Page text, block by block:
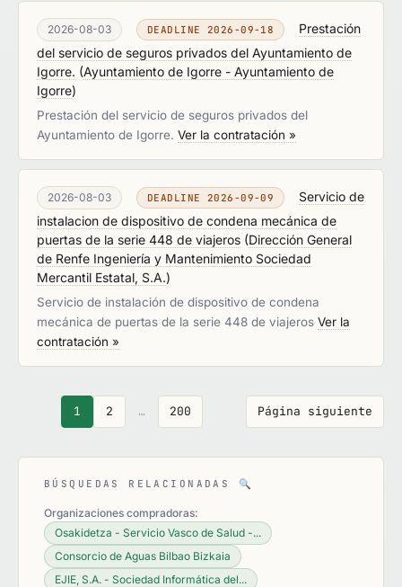
2026-08-03 DEADLINE 2026-09-18
Prestación
del servicio de seguros privados del Ayuntamiento de
Igorre. (Ayuntamiento de Igorre - Ayuntamiento de
Igorre)
Prestación del servicio de seguros privados del
Ayuntamiento de Igorre. Ver la contratación »
2026-08-03 DEADLINE 2026-09-09
Servicio de
instalacion de dispositivo de condena mecánica de
puertas de la serie 448 de viajeros (Dirección General
de Renfe Ingeniería y Mantenimiento Sociedad
Mercantil Estatal, S.A.)
Servicio de instalación de dispositivo de condena
mecánica de puertas de la serie 448 de viajeros Ver la
contratación »
Página siguiente
1 2 … 200
BÚSQUEDAS RELACIONADAS 🔍
Organizaciones compradoras:
Osakidetza - Servicio Vasco de Salud -...
Consorcio de Aguas Bilbao Bizkaia
EJIE, S.A. - Sociedad Informática del...